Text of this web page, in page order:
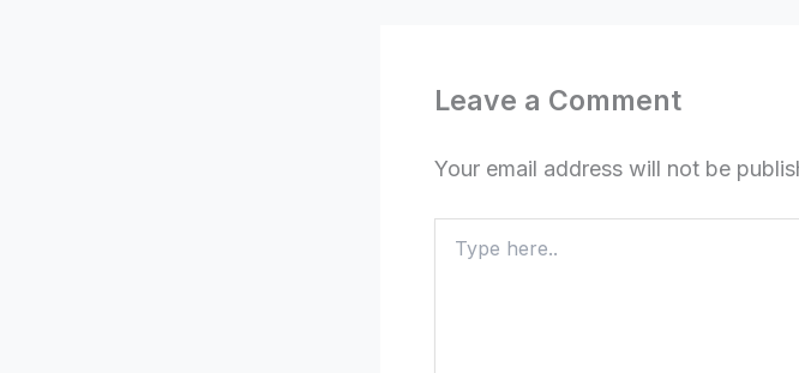
Leave a Comment
Your email address will not be
here..